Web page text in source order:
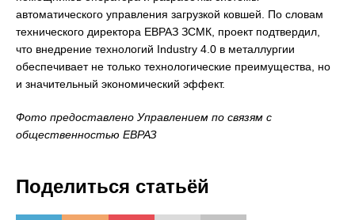
автоматического управления загрузкой ковшей. По словам
технического директора ЕВРАЗ ЗСМК, проект подтвердил,
что внедрение технологий Industry 4.0 в металлургии
обеспечивает не только технологические преимущества, но
и значительный экономический эффект.
Фото предоставлено Управлением по связям с
общественностью ЕВРАЗ
Поделиться статьёй